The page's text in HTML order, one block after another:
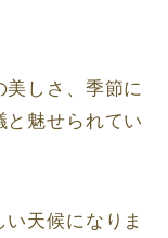
美しさ、季節に
と魅せられてい
天候になりま